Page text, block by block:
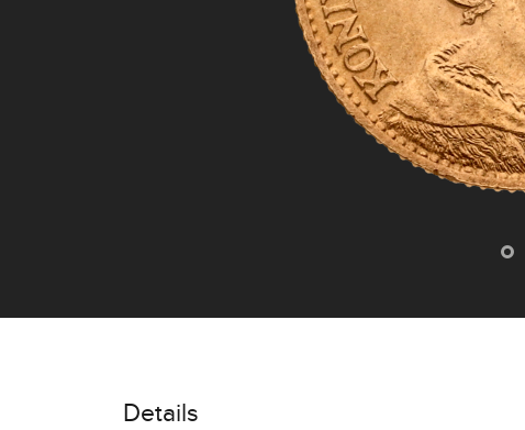
Details